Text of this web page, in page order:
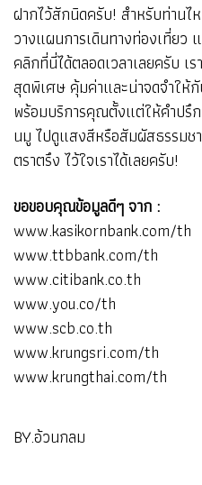
ฝากไว้สักนิดครับ! สำหรับท่านไ
วางแผนการเดินทางท่องเที่ยว
คลิกที่นี่ได้ตลอดเวลาเลยครับ เ
สุดพิเศษ คุ้มค่าและน่าจดจำใ
พร้อมบริการคุณตั้งแต่ให้คำปรึ
นมู ไปดูแสงสีหรือสัมผัสธรรมช
ตราตรึง ไว้ใจเราได้เลยครับ!
ขอขอบคุณข้อมูลดีๆ จาก :
www.kasikornbank.com/th
www.ttbbank.com/th
www.citibank.co.th
www.you.co/th
www.scb.co.th
www.krungsri.com/th
www.krungthai.com/th
BY.อ้วนกลม